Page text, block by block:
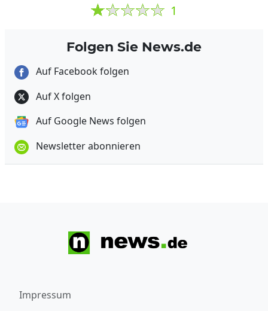
1
Folgen Sie News.de
Auf Facebook folgen
Auf X folgen
Auf Google News folgen
Newsletter abonnieren
Impressum